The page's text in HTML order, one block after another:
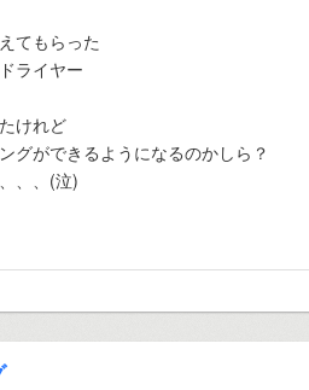
てもらった
ライヤー
けれど
グができるようになるのかしら？
、、(泣)